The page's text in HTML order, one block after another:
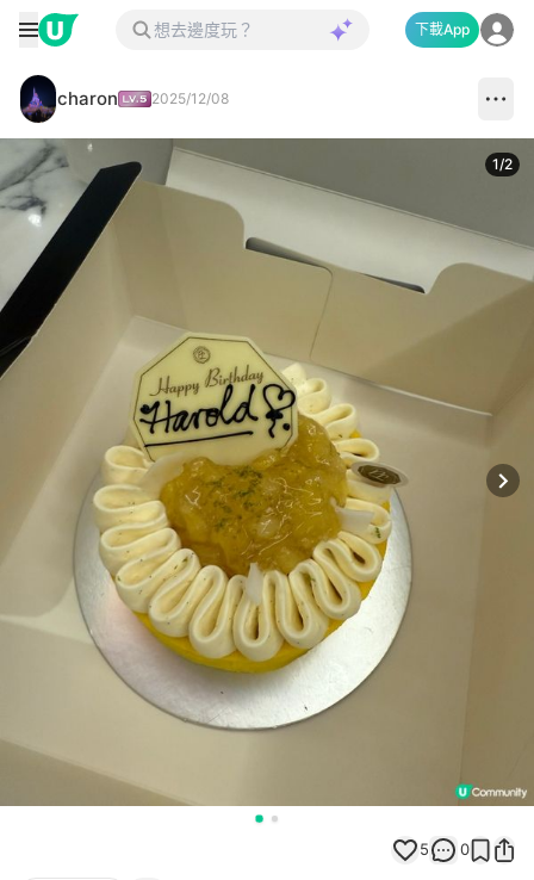
下載App
charon 2025/12/08
1/2
5 0